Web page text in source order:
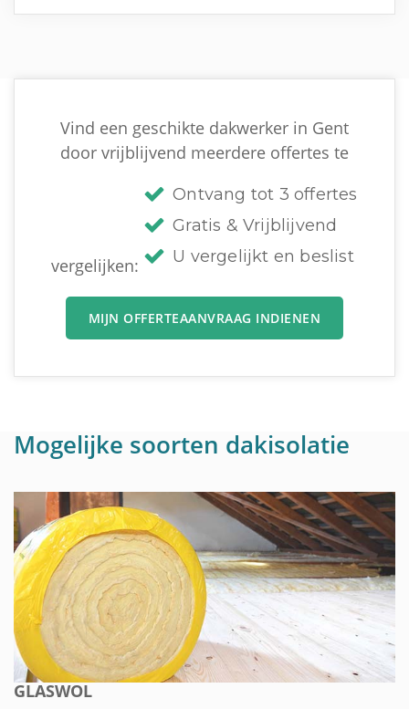
Vind een geschikte dakwerker in Gent
door vrijblijvend meerdere offertes te
vergelijken:
Ontvang tot 3 offertes
Gratis & Vrijblijvend
U vergelijkt en beslist
MIJN OFFERTEAANVRAAG INDIENEN
Mogelijke soorten dakisolatie
GLASWOL